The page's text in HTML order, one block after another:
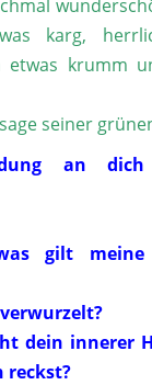
karg,
etwas krumm
seiner
an dich
gilt meine
dein innerer
reckst?